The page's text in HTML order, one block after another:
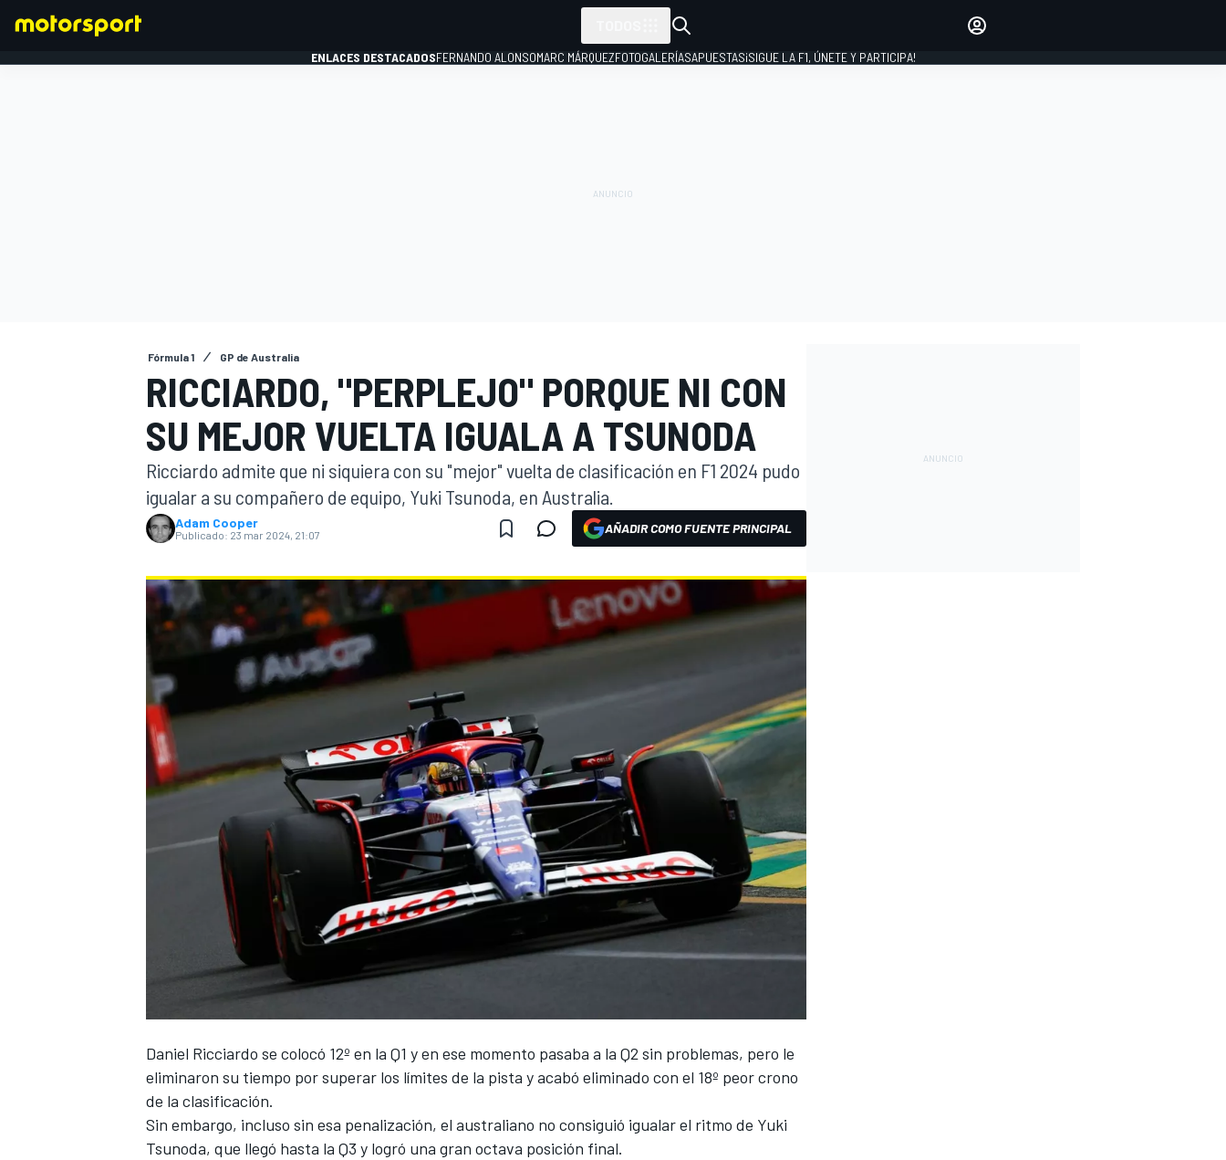
WEC
ENLACES DESTACADOSFERNANDO ALONSOMARC MÁRQUEZFOTOGALERÍASAPUESTAS¡SIGUE LA F1, ÚNETE Y PARTICIPA!
Fórmula 1 GP de Australia
RICCIARDO, "PERPLEJO" PORQUE NI CON
SU MEJOR VUELTA IGUALA A TSUNODA
Ricciardo admite que ni siquiera con su "mejor" vuelta de clasificación en F1 2024 pudo
igualar a su compañero de equipo, Yuki Tsunoda, en Australia.
Adam Cooper
Publicado: 23 mar 2024, 21:07 AÑADIR COMO FUENTE PRINCIPAL
Daniel Ricciardo se colocó 12º en la Q1 y en ese momento pasaba a la Q2 sin problemas, pero le
eliminaron su tiempo por superar los límites de la pista y acabó eliminado con el 18º peor crono
de la clasificación.
Sin embargo, incluso sin esa penalización, el australiano no consiguió igualar el ritmo de Yuki
Tsunoda, que llegó hasta la Q3 y logró una gran octava posición final.